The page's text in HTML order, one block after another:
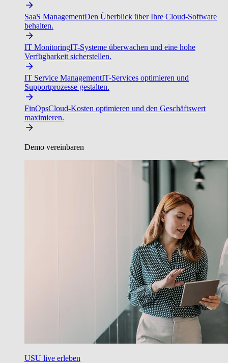
SaaS ManagementDen Überblick über Ihre Cloud-Software
behalten.
IT MonitoringIT-Systeme überwachen und eine hohe
Verfügbarkeit sicherstellen.
IT Service ManagementIT-Services optimieren und
Supportprozesse gestalten.
FinOpsCloud-Kosten optimieren und den Geschäftswert
maximieren.
Demo vereinbaren
USU live erleben